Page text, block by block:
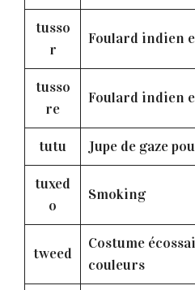
tusso
r
Foulard indien
tusso
re
Foulard indien
tutu Jupe de gaze
tuxed
o
Smoking
tweed
Costume
couleurs